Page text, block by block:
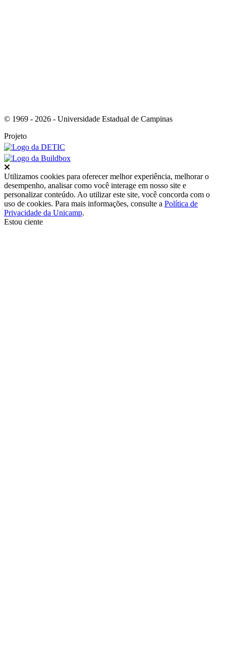
© 1969 - 2026 - Universidade Estadual de Campinas
Projeto
Utilizamos cookies para oferecer melhor experiência, melhorar o
desempenho, analisar como você interage em nosso site e
personalizar conteúdo. Ao utilizar este site, você concorda com o
uso de cookies. Para mais informações, consulte a Política de
Privacidade da Unicamp.
Estou ciente